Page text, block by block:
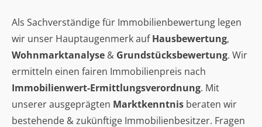
Als Sachverständige für Immobilienbewertung legen
wir unser Hauptaugenmerk aufHausbewertung,
Wohnmarktanalyse & Grundstücksbewertung. Wir
ermitteln einen fairen Immobilienpreis nach
Immobilienwert-Ermittlungsverordnung. Mit
unserer ausgeprägten Marktkenntnis beraten wir
bestehende & zukünftige Immobilienbesitzer. Fragen